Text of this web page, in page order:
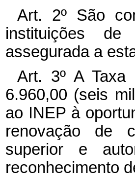
Art. 2º São
instituições
assegurada a
Art. 3º A
6.960,00 (seis
ao INEP à
renovação de
superior e
reconhecimento